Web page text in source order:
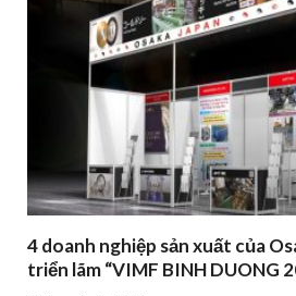
4 doanh nghiệp sản xuất của
triển lãm “VIMF BINH DUONG